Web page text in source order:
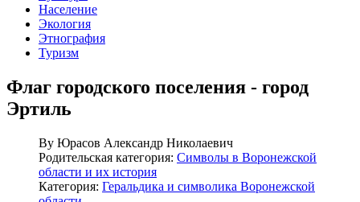
Население
Экология
Этнография
Туризм
Флаг городского поселения - город
Эртиль
By Юрасов Александр Николаевич
Родительская категория: Символы в Воронежской
области и их история
Категория: Геральдика и символика Воронежской